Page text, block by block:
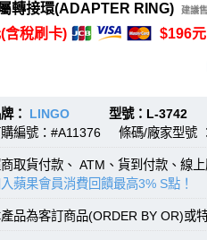
轉接環(ADAPTER RING) 建議
含稅刷卡) $196
： LINGO 型號：L-3742
編號：#A11376 條碼/廠家型號
取貨付款、 ATM、貨到付款、線
蘋果會員消費回饋最高3% S點！
品為客訂商品(ORDER BY OR)或